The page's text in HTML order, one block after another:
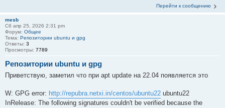
Перейти к сообщению
mesb
Сб апр 25, 2026 2:31 pm
Форум: Общее
Тема: Репозитории ubuntu и gpg
Ответы: 3
Просмотры: 7789
Репозитории ubuntu и gpg
Приветствую, заметил что при apt update на 22.04 появляется это
W: GPG error: http://repubra.netxi.in/centos/ubuntu22 ubuntu22
InRelease: The following signatures couldn't be verified because the